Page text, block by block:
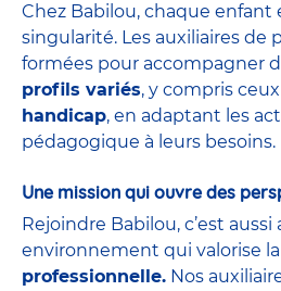
Chez Babilou, chaque enfant
singularité. Les auxiliaires de
formées pour accompagner
profils variés, y compris
handicap, en adaptant les
pédagogique à leurs besoins.
Une mission qui ouvre des
Rejoindre Babilou, c’est aussi
environnement qui valorise la
professionnelle. Nos